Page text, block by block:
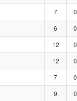
7 0
6 0
12 0
12 0
7 0
9 0